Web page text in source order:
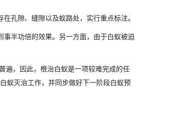
孔隙、缝隙以及蚁路处，实行重点标注。
半功倍的效果。另一方面，由于白蚁被迫
遍，因此，根治白蚁是一项较难完成的任
蚁灭治工作，并同步做好下一阶段白蚁预